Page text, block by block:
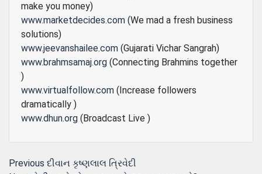
make you money)
www.marketdecides.com (We mad a fresh business
solutions)
www.jeevanshailee.com (Gujarati Vichar Sangrah)
www.brahmsamaj.org (Connecting Brahmins together
)
www.virtualfollow.com (Increase followers
dramatically )
www.dhun.org (Broadcast Live )
Post
Previous Previous
દીવાન કૃષ્ણલાલ ત્રિવેદી